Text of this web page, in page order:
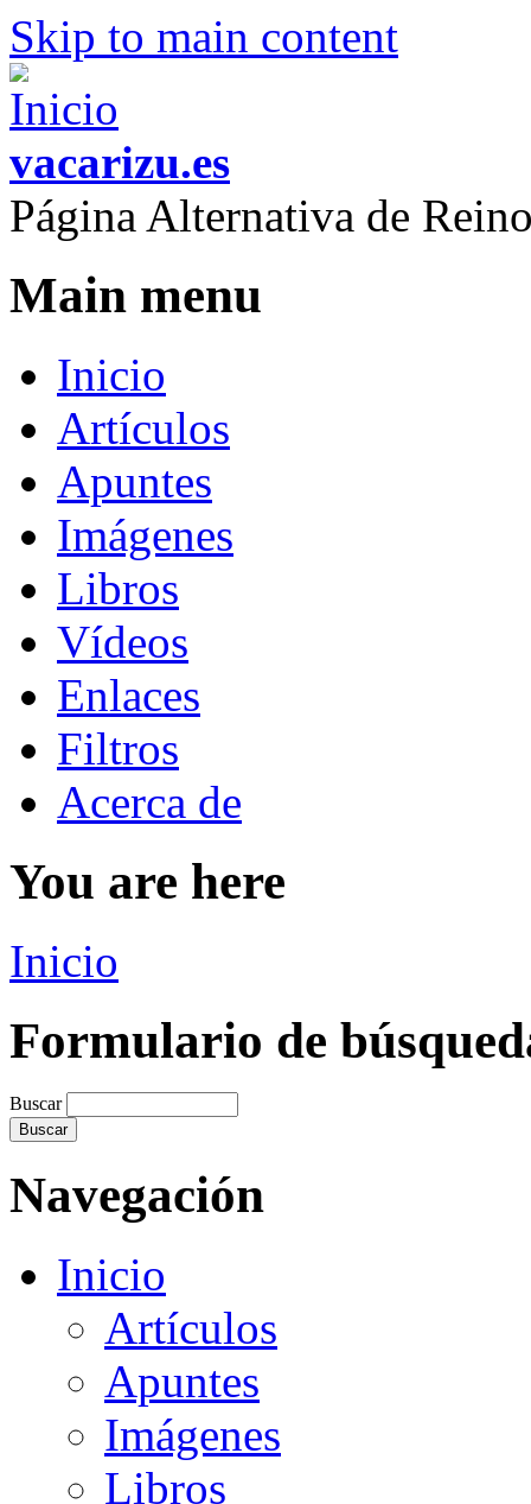
Skip to main content
vacarizu.es
Página Alternativa de
Main menu
Inicio
Artículos
Apuntes
Imágenes
Libros
Vídeos
Enlaces
Filtros
Acerca de
You are here
Inicio
Formulario de
Buscar
Navegación
Inicio
Artículos
Apuntes
Imágenes
Libros